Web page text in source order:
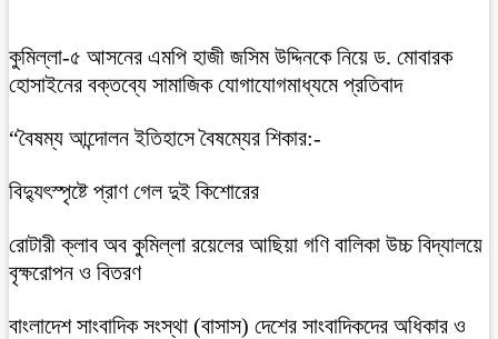
কুমিল্লা-৫ আসনের এমপি হাজী জসিম উদ্দিনকে নিয়ে ড. মোবারক
হোসাইনের বক্তব্যে সামাজিক যোগাযোগমাধ্যমে প্রতিবাদ
“বৈষম্য আন্দোলন ইতিহাসে বৈষম্যের শিকার:-
বিদ্যুৎস্পৃষ্টে প্রাণ গেল দুই কিশোরের
রোটারী ক্লাব অব কুমিল্লা রয়েলের আছিয়া গণি বালিকা উচ্চ বিদ্যালয়ে
বৃক্ষরোপন ও বিতরণ
বাংলাদেশ সাংবাদিক সংস্থা (বাসাস) দেশের সাংবাদিকদের অধিকার ও